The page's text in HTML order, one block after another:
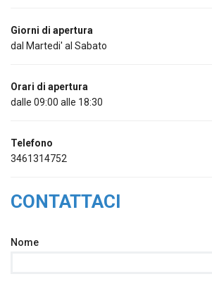
Giorni di apertura
dal Martedi' al Sabato
Orari di apertura
dalle 09:00 alle 18:30
Telefono
3461314752
CONTATTACI
Nome